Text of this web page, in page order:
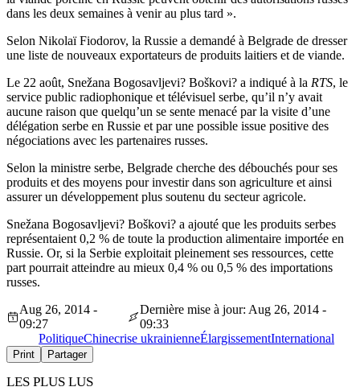
dans les deux semaines à venir au plus tard ».
Selon Nikolaï Fiodorov, la Russie a demandé à Belgrade de dresser
une liste de nouveaux exportateurs de produits laitiers et de viande.
Le 22 août, Snežana Bogosavljevi? Boškovi? a indiqué à la RTS, le
service public radiophonique et télévisuel serbe, qu’il n’y avait
aucune raison que quelqu’un se sente menacé par la visite d’une
délégation serbe en Russie et par une possible issue positive des
négociations avec les partenaires russes.
Selon la ministre serbe, Belgrade cherche des débouchés pour ses
produits et des moyens pour investir dans son agriculture et ainsi
assurer un développement plus soutenu du secteur agricole.
Snežana Bogosavljevi? Boškovi? a ajouté que les produits serbes
représentaient 0,2 % de toute la production alimentaire importée en
Russie. Or, si la Serbie exploitait pleinement ses ressources, cette
part pourrait atteindre au mieux 0,4 % ou 0,5 % des importations
russes.
Aug 26, 2014 -
09:27
Dernière mise à jour: Aug 26, 2014 -
09:33
PolitiqueChinecrise ukrainienneÉlargissementInternational
Print Partager
LES PLUS LUS